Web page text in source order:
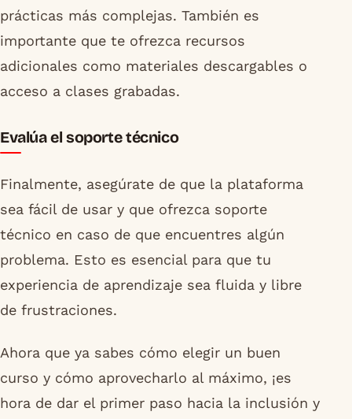
prácticas más complejas. También es
importante que te ofrezca recursos
adicionales como materiales descargables o
acceso a clases grabadas.
Evalúa el soporte técnico
Finalmente, asegúrate de que la plataforma
sea fácil de usar y que ofrezca soporte
técnico en caso de que encuentres algún
problema. Esto es esencial para que tu
experiencia de aprendizaje sea fluida y libre
de frustraciones.
Ahora que ya sabes cómo elegir un buen
curso y cómo aprovecharlo al máximo, ¡es
hora de dar el primer paso hacia la inclusión y